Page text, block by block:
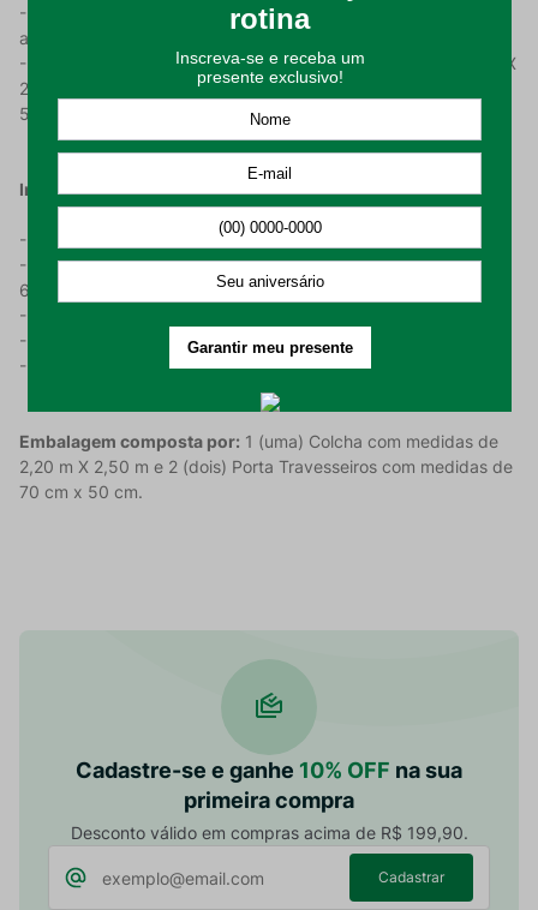
- Tecido pré-encolhido, o que impede que as medidas sejam
alteradas após a lavagem;
- O Kit Colcha possui 1 (uma) Colcha com medidas de 2,20 m X
2,50 m e 2 (dois) Porta Travesseiros com medidas de 70 cm x
50 cm.
Instrução De Uso:
- Higienizar antes de utilizar;
- Lavar em processo suave, com temperatura máxima de
60°C;
- Não alvejar nem limpar a seco;
- Não é permitido secar em máquina;
- Passar em temperatura máxima de 150°C.
Embalagem composta por: 1 (uma) Colcha com medidas de
2,20 m X 2,50 m e 2 (dois) Porta Travesseiros com medidas de
70 cm x 50 cm.
Cadastre-se e ganhe 10% OFF na sua
primeira compra
Desconto válido em compras acima de R$ 199,90.
Cadastrar